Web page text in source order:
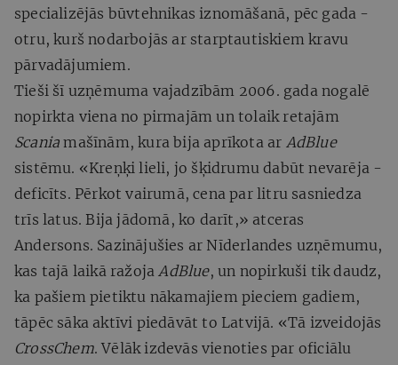
specializējās būvtehnikas iznomāšanā, pēc gada -
otru, kurš nodarbojās ar starptautiskiem kravu
pārvadājumiem.
Tieši šī uzņēmuma vajadzībām 2006. gada nogalē
nopirkta viena no pirmajām un tolaik retajām
Scania mašīnām, kura bija aprīkota ar AdBlue
sistēmu. «Kreņķi lieli, jo šķidrumu dabūt nevarēja -
deficīts. Pērkot vairumā, cena par litru sasniedza
trīs latus. Bija jādomā, ko darīt,» atceras
Andersons. Sazinājušies ar Nīderlandes uzņēmumu,
kas tajā laikā ražoja AdBlue, un nopirkuši tik daudz,
ka pašiem pietiktu nākamajiem pieciem gadiem,
tāpēc sāka aktīvi piedāvāt to Latvijā. «Tā izveidojās
CrossChem. Vēlāk izdevās vienoties par oficiālu